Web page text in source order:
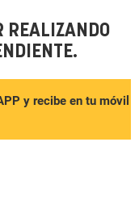
REALIZANDO
y recibe en tu móvil